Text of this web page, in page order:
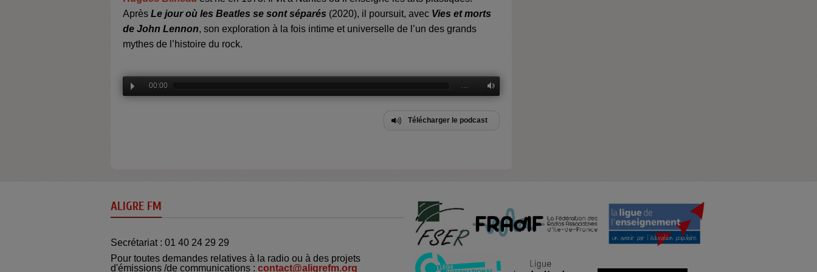
Après Le jour où les Beatles se sont séparés (2020), il poursuit, avec Vies et morts
de John Lennon, son exploration à la fois intime et universelle de l’un des grands
mythes de l’histoire du rock.
00:00 …
Télécharger le podcast
ALIGRE FM
Secrétariat : 01 40 24 29 29
Pour toutes demandes relatives à la radio ou à des projets
d'émissions /de communications : contact@aligrefm.org